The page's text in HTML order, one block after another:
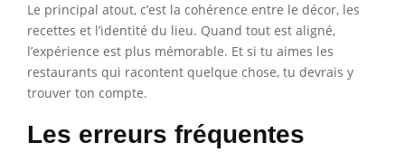
Le principal atout, c’est la cohérence entre le décor, les
recettes et l’identité du lieu. Quand tout est aligné,
l’expérience est plus mémorable. Et si tu aimes les
restaurants qui racontent quelque chose, tu devrais y
trouver ton compte.
Les erreurs fréquentes